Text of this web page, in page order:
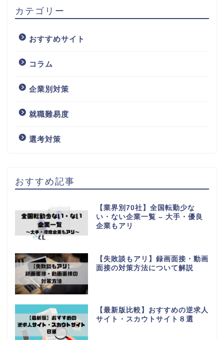
カテゴリー
おすすめサイト
コラム
企業別対策
就職難易度
選考対策
おすすめ記事
【業界別70社】全国転勤少な
い・ない企業一覧 – 大手・優良
企業もアリ
【失敗談もアリ】録画面接・動画
面接の対策方法について解説
【最新版比較】おすすめの逆求人
サイト・スカウトサイト８選